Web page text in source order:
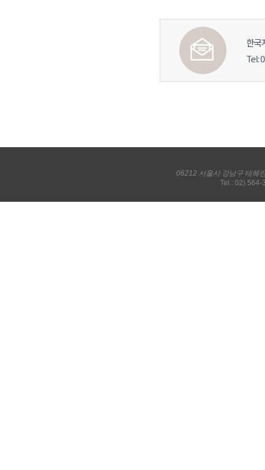
한국
Tel:
06212 서울시 강남구 테헤
Tel : 02) 564-